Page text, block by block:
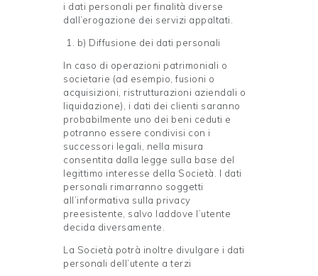
i dati personali per finalità diverse
dall’erogazione dei servizi appaltati.
b) Diffusione dei dati personali
In caso di operazioni patrimoniali o
societarie (ad esempio, fusioni o
acquisizioni, ristrutturazioni aziendali o
liquidazione), i dati dei clienti saranno
probabilmente uno dei beni ceduti e
potranno essere condivisi con i
successori legali, nella misura
consentita dalla legge sulla base del
legittimo interesse della Società. I dati
personali rimarranno soggetti
all’informativa sulla privacy
preesistente, salvo laddove l’utente
decida diversamente.
La Società potrà inoltre divulgare i dati
personali dell’utente a terzi